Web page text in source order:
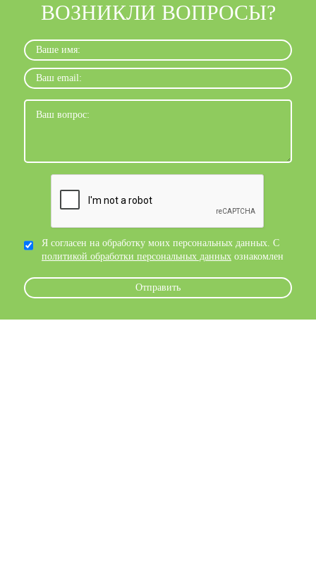
ВОЗНИКЛИ ВОПРОСЫ?
Я согласен на обработку моих персональных данных. С
политикой обработки персональных данных ознакомлен